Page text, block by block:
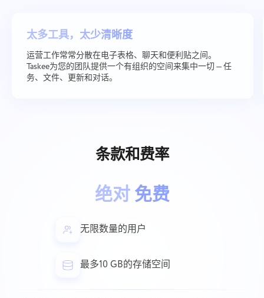
太多工具，太少清晰度
运营工作常常分散在电子表格、聊天和便利贴之间。
Taskee为您的团队提供一个有组织的空间来集中一切 — 任
务、文件、更新和对话。
条款和费率
绝对 免费
无限数量的用户
最多10 GB的存储空间
提供问题描述和正确选项
与我们联系
电话号码
报告错误
请详细描述您遇到的问题，提供具体信息，并随
时附上任何相关文件。您的积极参与有助于我们
改善用户体验，确保为所有人提供更好的服务
Your message has been sent
感谢您成为 Taskee 的一部分